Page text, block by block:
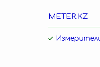
METER.KZ